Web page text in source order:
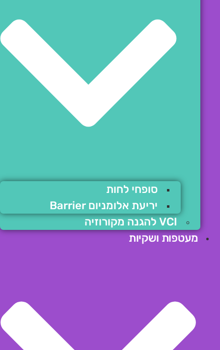
סופחי לחות
יריעת אלומניום Barrier
VCI להגנה מקורוזיה
מעטפות ושקיות